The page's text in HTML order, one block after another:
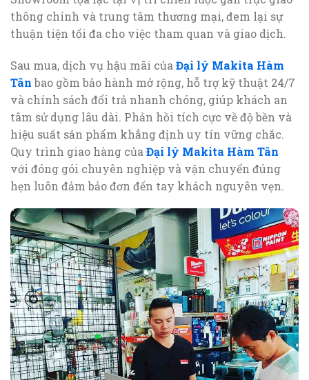
thông chính và trung tâm thương mại, đem lại sự
thuận tiện tối đa cho việc tham quan và giao dịch.
Sau mua, dịch vụ hậu mãi của Đại lý Makita Hàm
Tânbao gồm bảo hành mở rộng, hỗ trợ kỹ thuật 24/7
và chính sách đổi trả nhanh chóng, giúp khách an
tâm sử dụng lâu dài. Phản hồi tích cực về độ bền và
hiệu suất sản phẩm khẳng định uy tín vững chắc.
Quy trình giao hàng của Đại lý Makita Hàm Tân
với đóng gói chuyên nghiệp và vận chuyển đúng
hẹn luôn đảm bảo đơn đến tay khách nguyên vẹn.